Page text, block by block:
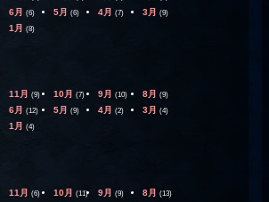
6月 (6) 5月 (6) 4月 (7) 3月 (9)
1月 (8)
11月 (9) 10月 (7) 9月 (10) 8月 (9)
6月 (12) 5月 (9) 4月 (2) 3月 (4)
1月 (4)
11月 (6) 10月 (11) 9月 (9) 8月 (13)